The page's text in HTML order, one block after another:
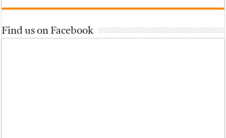
Find us on Facebook